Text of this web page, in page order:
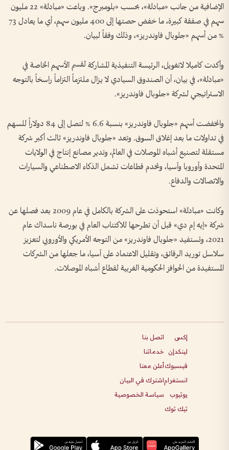
الإضافية من جانب «مبادلة»، بحسب «بلومبرج». وباعت «مبادلة» 22 مليون
سهم في صفقة كبيرة، ما خفض حصتها إلى 400 مليون سهم، أي ما يعادل 73
% من أسهم «جلوبال فاوندريز»، وذلك وفقاً لبيان.
وأكدت كاميلا لانغويل، الرئيسة التنفيذية المشاركة لقسم الأسهم الخاصة في
«مبادلة»، في بيان، أن الصندوق السيادي لا يزال ملتزماً التزاماً راسخاً بالتوجه
الاستراتيجي لشركة «جلوبال فاوندريز».
وانخفضت أسهم «جلوبال فاوندريز» بنسبة 6.6 % لتصل إلى 84 دولاراً للسهم
في تداولات ما بعد إغلاق السوق. وتعد «جلوبال فاوندريز» ثالث أكبر شركة
مستقلة لتصنيع أشباه الموصلات في العالم، وتدير مصانع إنتاج في الولايات
المتحدة وأوروبا وآسيا، وتخدم قطاعات تشمل الذكاء الاصطناعي والسيارات
والاتصالات والدفاع.
وكانت «مبادلة» استحوذت على الشركة بالكامل في عام 2009 بعد فصلها عن
شركة «إيه إم دي» قبل أن تطرحها للاكتتاب العام في بورصة ناسداك عام
2021، وتستفيد «جلوبال فاوندريز» من التوجه الأمريكي والأوروبي لتعزيز
سلاسل توريد الرقائق، وتقليل الاعتماد على آسيا، ما جعلها من الشركات
المستفيدة من الحوافز الحكومية الغربية لقطاع أشباه الموصلات.
إكس
لينكدإن
فيسبوك
انستغرام
يوتيوب
تيك توك
اتصل بنا
خدماتنا
أعلن معنا
اشترك في البيان
سياسة الخصوصية